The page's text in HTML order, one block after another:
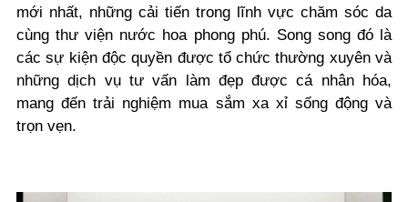
mới nhất, những cải tiến trong lĩnh vực chăm sóc da
cùng thư viện nước hoa phong phú. Song song đó là
các sự kiện độc quyền được tổ chức thường xuyên và
những dịch vụ tư vấn làm đẹp được cá nhân hóa,
mang đến trải nghiệm mua sắm xa xỉ sống động và
trọn vẹn.